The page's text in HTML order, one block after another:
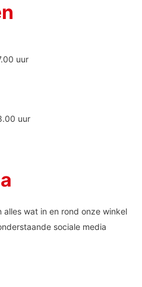
uur
uur
wat in en rond onze winkel
sociale media